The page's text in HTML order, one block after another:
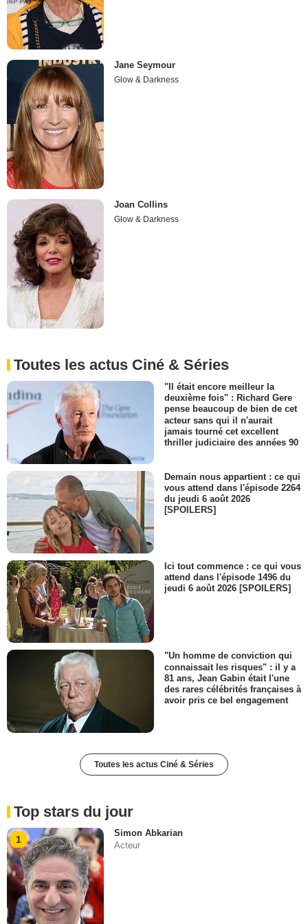
Jane Seymour
Glow & Darkness
Joan Collins
Glow & Darkness
Toutes les actus Ciné & Séries
"Il était encore meilleur la
deuxième fois" : Richard Gere
pense beaucoup de bien de cet
acteur sans qui il n'aurait
jamais tourné cet excellent
thriller judiciaire des années 90
Demain nous appartient : ce qui
vous attend dans l'épisode 2264
du jeudi 6 août 2026
[SPOILERS]
Ici tout commence : ce qui vous
attend dans l'épisode 1496 du
jeudi 6 août 2026 [SPOILERS]
"Un homme de conviction qui
connaissait les risques" : il y a
81 ans, Jean Gabin était l'une
des rares célébrités françaises à
avoir pris ce bel engagement
Toutes les actus Ciné & Séries
Top stars du jour
1
Simon Abkarian
Acteur